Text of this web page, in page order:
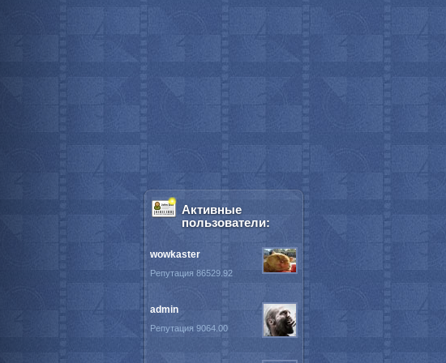
Активные
пользователи:
wowkaster
Репутация 86529.92
admin
Репутация 9064.00